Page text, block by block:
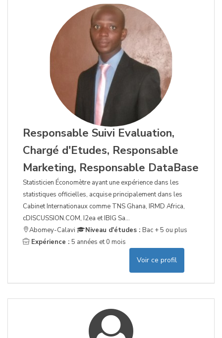
Responsable Suivi Evaluation,
Chargé d'Etudes, Responsable
Marketing, Responsable DataBase
Statisticien Économètre ayant une expérience dans les
statistiques officielles, acquise principalement dans les
Cabinet Internationaux comme TNS Ghana, IRMD Africa,
cDISCUSSION.COM, I2ea et IBIG Sa...
Abomey-Calavi
Niveau d'études : Bac + 5 ou plus
Expérience : 5 années et 0 mois
Voir ce profil